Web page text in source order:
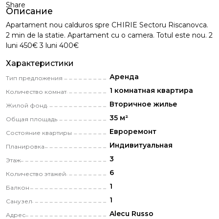
Описание
Apartament nou calduros spre CHIRIE Sectoru Riscanovca.
2 min de la statie. Apartament cu o camera. Totul este nou. 2
luni 450€ 3 luni 400€
Характеристики
Тип предложения Аренда
Количество комнат 1 комнатная квартира
Жилой фонд Вторичное жилье
Общая площадь 35 м²
Состояние квартиры Eвроремонт
Планировка Индивитуальная
Этаж 3
Количество этажей 6
Балкон 1
Санузел 1
Адрес
Alecu Russo
Share